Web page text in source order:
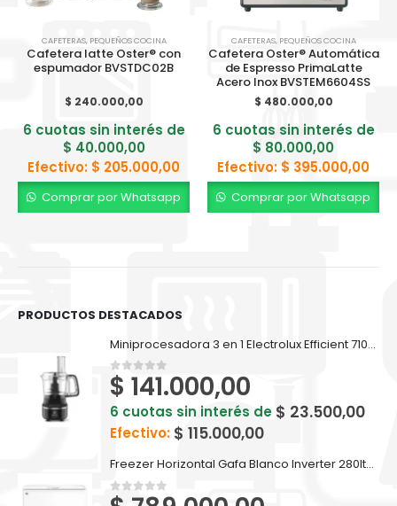
CAFETERAS, PEQUEÑOS COCINA
Cafetera latte Oster® con
espumador BVSTDC02B
$ 240.000,00
6 cuotas sin interés de
$ 40.000,00
Efectivo: $ 205.000,00
Comprar por Whatsapp
CAFETERAS, PEQUEÑOS COCINA
Cafetera Oster® Automática
de Espresso PrimaLatte
Acero Inox BVSTEM6604SS
$ 480.000,00
6 cuotas sin interés de
$ 80.000,00
Efectivo: $ 395.000,00
Comprar por Whatsapp
PRODUCTOS DESTACADOS
Miniprocesadora 3 en 1 Electrolux Efficient 710ml EFP500
0out of 5
$ 141.000,00
6 cuotas sin interés de $ 23.500,00
Efectivo: $ 115.000,00
Freezer Horizontal Gafa Blanco Inverter 280lts FGHI300B-L
0out of 5